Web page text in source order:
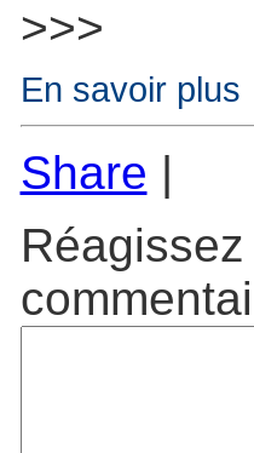
>>>
En savoir plus
Share |